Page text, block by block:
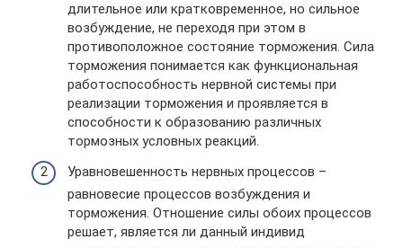
длительное или кратковременное, но сильное
возбуждение, не переходя при этом в
противоположное состояние торможения. Сила
торможения понимается как функциональная
работоспособность нервной системы при
реализации торможения и проявляется в
способности к образованию различных
тормозных условных реакций.
Уравновешенность нервных процессов –
равновесие процессов возбуждения и
торможения. Отношение силы обоих процессов
решает, является ли данный индивид